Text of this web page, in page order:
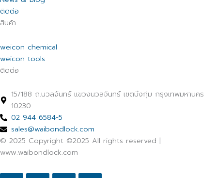
ติดต่อ
สินค้า
weicon chemical
weicon tools
ติดต่อ
15/188 ถ.นวลจันทร์ แขวงนวลจันทร์ เขตบึงกุ่ม กรุงเทพมหานคร
10230
02 944 6584-5
sales@waibondlock.com
© 2025 Copyright ©2025 All rights reserved |
www.waibondlock.com